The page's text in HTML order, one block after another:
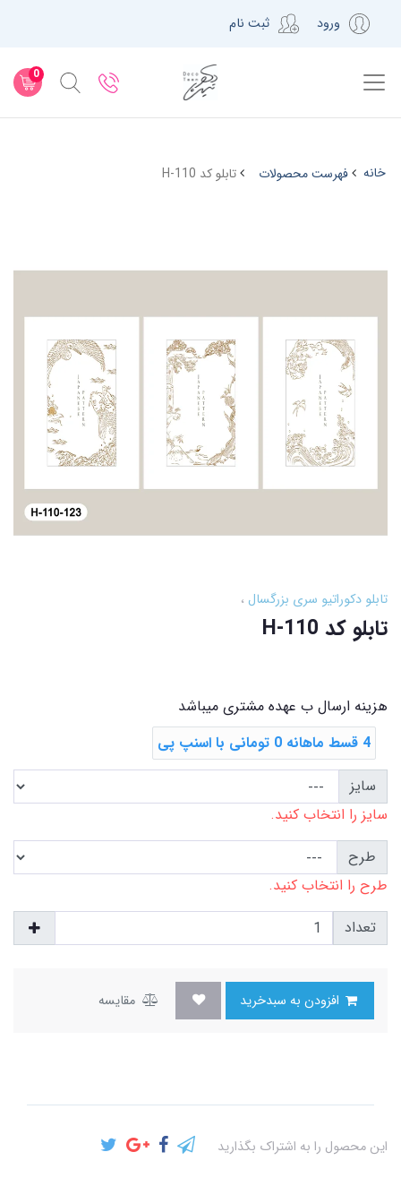
ورود ثبت نام
0
خانه فهرست محصولات تابلو کد H-110
تابلو دکوراتیو سری بزرگسال
تابلو کد H-110
هزینه ارسال ب عهده مشتری میباشد
4 قسط ماهانه 0 تومانی با اسنپ ‌پی
سایز
سایز را انتخاب کنید.
طرح
طرح را انتخاب کنید.
تعداد
مقایسه
این محصول را به اشتراک بگذارید